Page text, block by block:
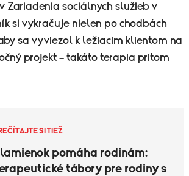
Zariadenia sociálnych služieb v
si vykračuje nielen po chodbách
sa vyviezol k ležiacim klientom na
projekt – takáto terapia pritom
SI TIEŽ
pomáha rodinám:
tábory pre rodiny s